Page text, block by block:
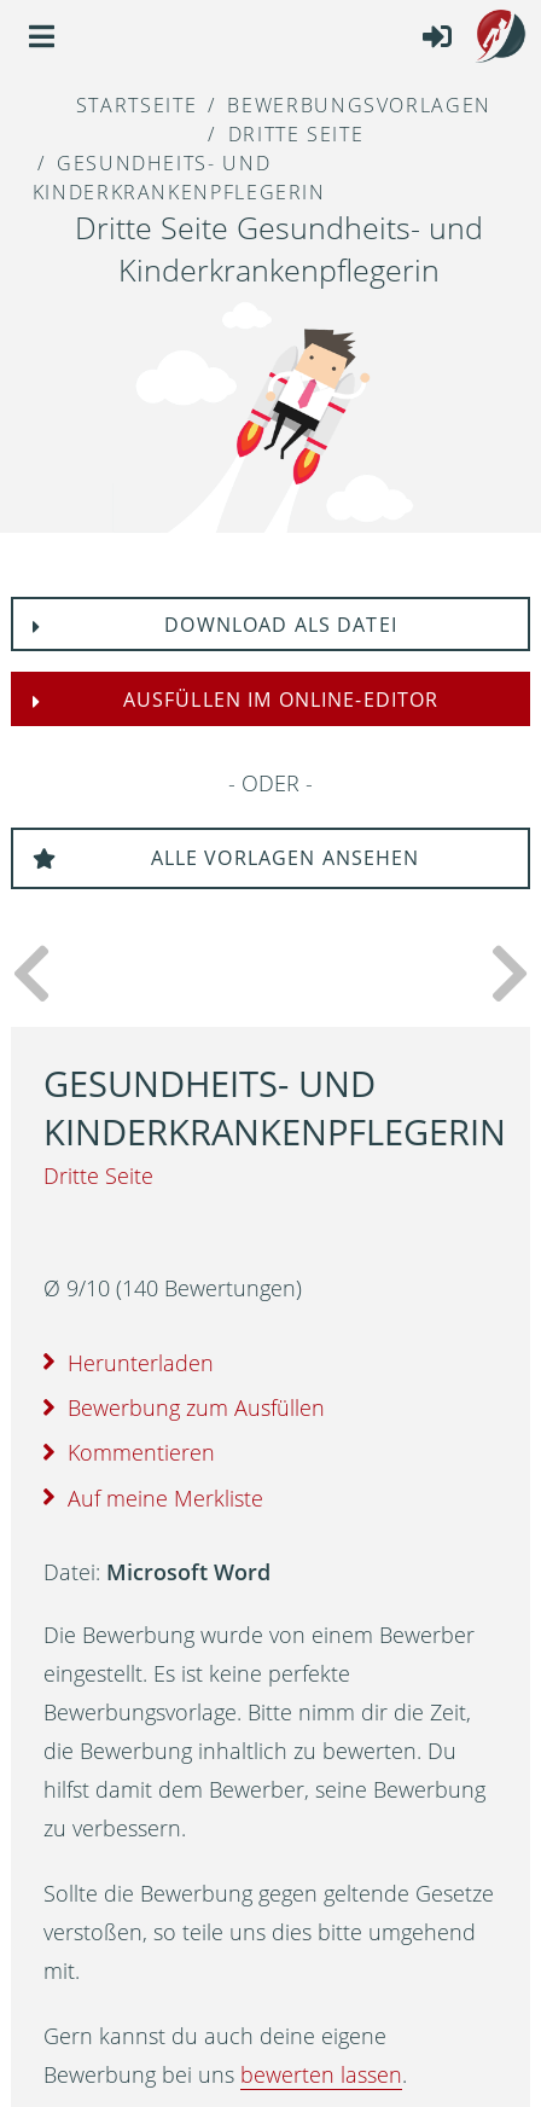
STARTSEITE
BEWERBUNGSVORLAGEN
DRITTE SEITE
GESUNDHEITS- UND
KINDERKRANKENPFLEGERIN
Dritte Seite Gesundheits- und
Kinderkrankenpflegerin
DOWNLOAD ALS DATEI
AUSFÜLLEN IM ONLINE-EDITOR
ODER
ALLE VORLAGEN ANSEHEN
GESUNDHEITS- UND
KINDERKRANKENPFLEGERIN
Dritte Seite
Ø 9/10 (140 Bewertungen)
Herunterladen
Bewerbung zum Ausfüllen
Kommentieren
Auf meine Merkliste
Datei: Microsoft Word
Die Bewerbung wurde von einem Bewerber
eingestellt. Es ist keine perfekte
Bewerbungsvorlage. Bitte nimm dir die Zeit,
die Bewerbung inhaltlich zu bewerten. Du
hilfst damit dem Bewerber, seine Bewerbung
zu verbessern.
Sollte die Bewerbung gegen geltende Gesetze
verstoßen, so teile uns dies bitte umgehend
mit.
Gern kannst du auch deine eigene
Bewerbung bei uns bewerten lassen.